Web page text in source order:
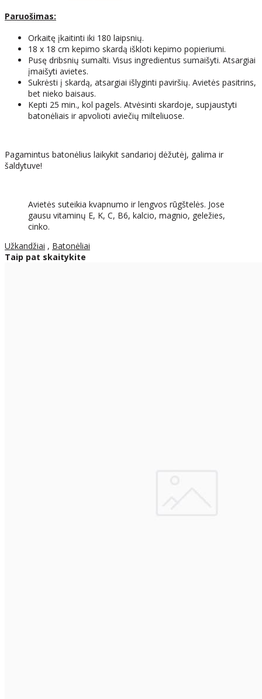
Paruošimas:
Orkaitę įkaitinti iki 180 laipsnių.
18 x 18 cm kepimo skardą iškloti kepimo popieriumi.
Pusę dribsnių sumalti. Visus ingredientus sumaišyti. Atsargiai
įmaišyti avietes.
Sukrėsti į skardą, atsargiai išlyginti paviršių. Avietės pasitrins,
bet nieko baisaus.
Kepti 25 min., kol pagels. Atvėsinti skardoje, supjaustyti
batonėliais ir apvolioti aviečių milteliuose.
Pagamintus batonėlius laikykit sandarioj dėžutėj, galima ir
šaldytuve!
Avietės suteikia kvapnumo ir lengvos rūgštelės. Jose
gausu vitaminų E, K, C, B6, kalcio, magnio, geležies,
cinko.
Užkandžiai , Batonėliai
Taip pat skaitykite